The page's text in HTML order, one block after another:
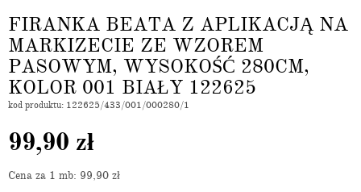
FIRANKA BEATA Z APLIKACJĄ NA
MARKIZECIE ZE WZOREM
PASOWYM, WYSOKOŚĆ 280CM,
KOLOR 001 BIAŁY 122625
kod produktu: 122625/433/001/000280/1
99,90 zł
Cena za 1 mb: 99,90 zł